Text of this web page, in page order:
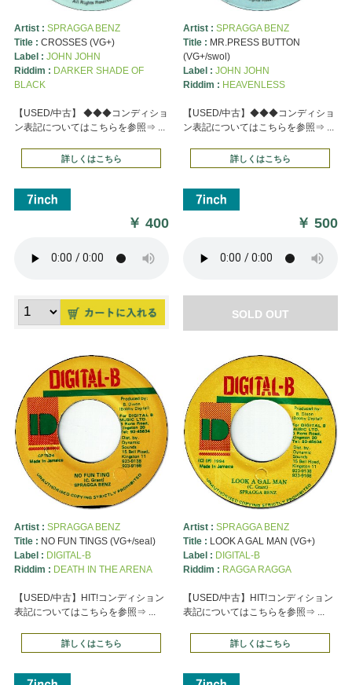
Artist : SPRAGGA BENZ
Title : CROSSES (VG+)
Label : JOHN JOHN
Riddim : DARKER SHADE OF
BLACK
【USED/中古】 ◆◆◆コンディショ
ン表記についてはこちらを参照⇒ ...
詳しくはこちら
￥400
Artist : SPRAGGA BENZ
Title : MR.PRESS BUTTON
(VG+/swol)
Label : JOHN JOHN
Riddim : HEAVENLESS
【USED/中古】◆◆◆コンディショ
ン表記についてはこちらを参照⇒ ...
詳しくはこちら
￥500
SOLD OUT
Artist : SPRAGGA BENZ
Title : NO FUN TINGS (VG+/seal)
Label : DIGITAL-B
Riddim : DEATH IN THE ARENA
【USED/中古】HIT!コンディション
表記についてはこちらを参照⇒ ...
詳しくはこちら
Artist : SPRAGGA BENZ
Title : LOOK A GAL MAN (VG+)
Label : DIGITAL-B
Riddim : RAGGA RAGGA
【USED/中古】HIT!コンディション
表記についてはこちらを参照⇒ ...
詳しくはこちら